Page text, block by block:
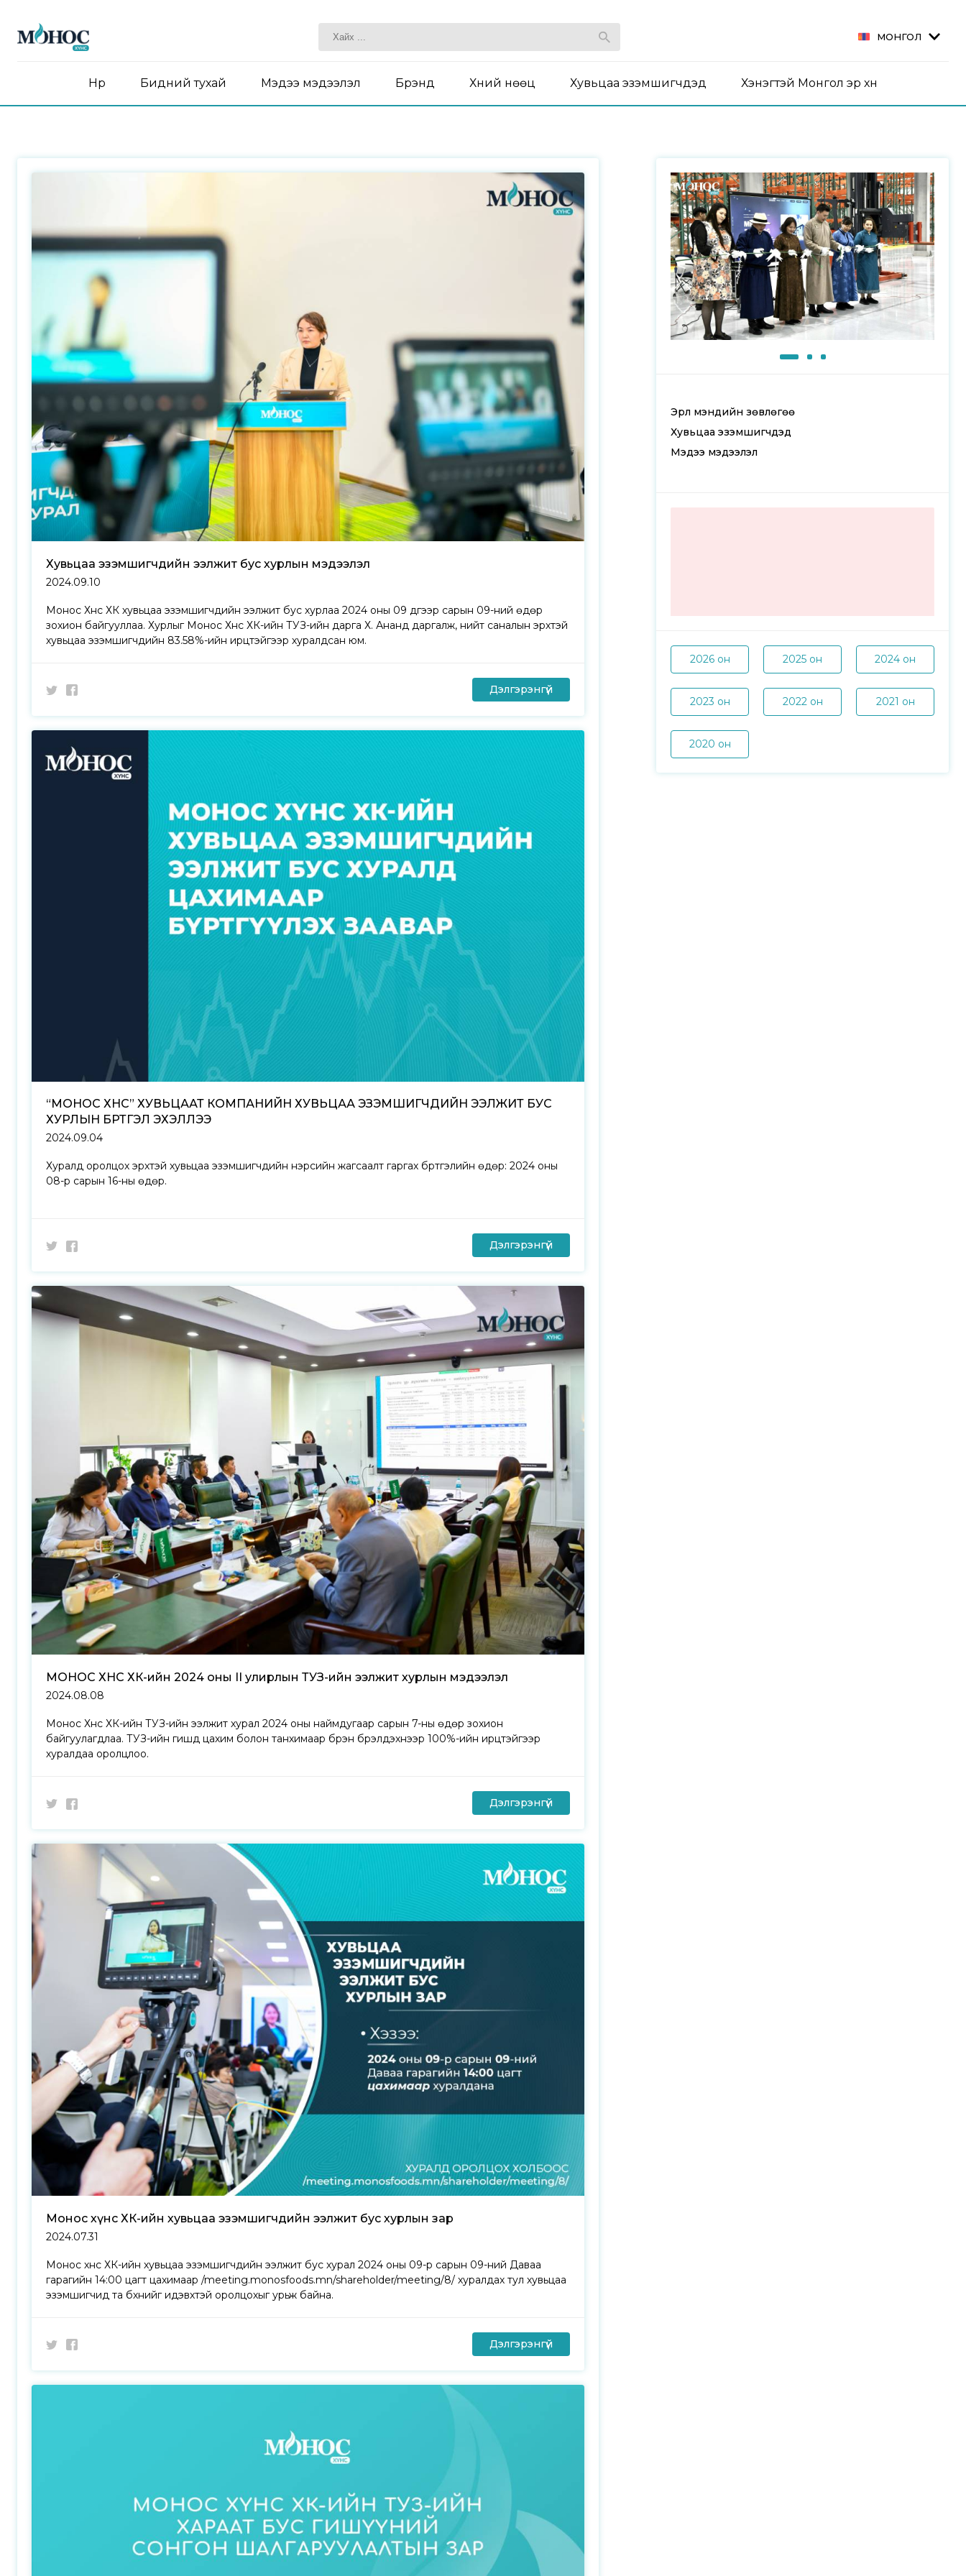
МОНГОЛ
Нүүр Бидний тухай Мэдээ мэдээлэл Брэнд Хүний нөөц Хувьцаа эзэмшигчдэд Хэнэгтэй Монгол эр хүн
Хувьцаа эзэмшигчдийн ээлжит бус хурлын мэдээлэл
2024.09.10
Монос Хүнс ХК хувьцаа эзэмшигчдийн ээлжит бус хурлаа 2024 оны 09 дүгээр сарын 09-ний өдөр
зохион байгууллаа. Хурлыг Монос Хүнс ХК-ийн ТУЗ-ийн дарга Х. Ананд даргалж, нийт саналын эрхтэй
хувьцаа эзэмшигчдийн 83.58%-ийн ирцтэйгээр хуралдсан юм.
Дэлгэрэнгүй
“МОНОС ХҮНС” ХУВЬЦААТ КОМПАНИЙН ХУВЬЦАА ЭЗЭМШИГЧДИЙН ЭЭЛЖИТ БУС
ХУРЛЫН БҮРТГЭЛ ЭХЭЛЛЭЭ
2024.09.04
Хуралд оролцох эрхтэй хувьцаа эзэмшигчдийн нэрсийн жагсаалт гаргах бүртгэлийн өдөр: 2024 оны
08-р сарын 16-ны өдөр.
Дэлгэрэнгүй
МОНОС ХҮНС ХК-ийн 2024 оны II улирлын ТУЗ-ийн ээлжит хурлын мэдээлэл
2024.08.08
Монос Хүнс ХК-ийн ТУЗ-ийн ээлжит хурал 2024 оны наймдугаар сарын 7-ны өдөр зохион
байгуулагдлаа. ТУЗ-ийн гишүүд цахим болон танхимаар бүрэн бүрэлдэхүүнээр 100%-ийн ирцтэйгээр
хуралдаа оролцлоо.
Дэлгэрэнгүй
Монос хүнс ХК-ийн хувьцаа эзэмшигчдийн ээлжит бус хурлын зар
2024.07.31
Монос хүнс ХК-ийн хувьцаа эзэмшигчдийн ээлжит бус хурал 2024 оны 09-р сарын 09-ний Даваа
гарагийн 14:00 цагт цахимаар /meeting.monosfoods.mn/shareholder/meeting/8/ хуралдах тул хувьцаа
эзэмшигчид та бүхнийг идэвхтэй оролцохыг урьж байна.
Дэлгэрэнгүй
Эрүүл мэндийн зөвлөгөө
Хувьцаа эзэмшигчдэд
Мэдээ мэдээлэл
2026 он 2025 он 2024 он
2023 он 2022 он 2021 он
2020 он